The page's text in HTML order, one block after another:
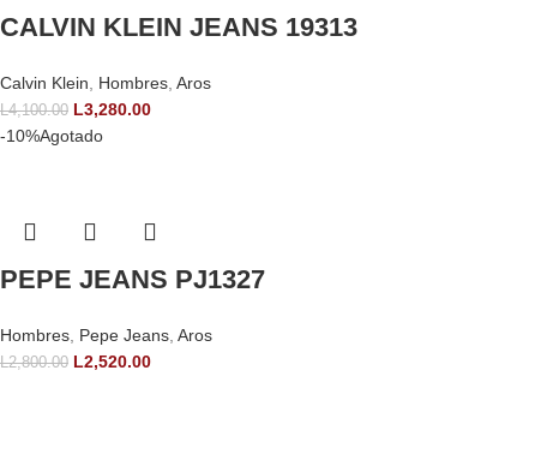
CALVIN KLEIN JEANS 19313
Calvin Klein Hombres Aros
L4,100.00 L3,280.00
-10%Agotado
PEPE JEANS PJ1327
Hombres Pepe Jeans Aros
L2,800.00 L2,520.00